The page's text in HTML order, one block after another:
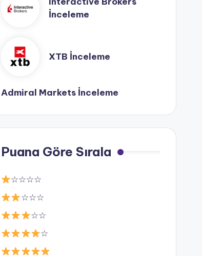
İnceleme
XTB İnceleme
Admiral Markets İnceleme
Puana Göre Sırala
☆☆☆☆
☆☆☆
☆☆
☆